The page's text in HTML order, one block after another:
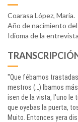
Coarasa López, María.
Año de nacimiento
Idioma de la
"Que fébamos
mestros (…) Ibamos
isen de la vista, l'uno le
que oyebas la puerta,
Muito. Entonces yera